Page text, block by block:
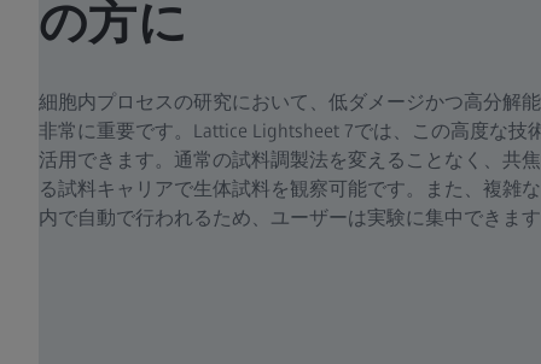
の方に
細胞内プロセスの研究において、低ダメージかつ高分解
非常に重要です。Lattice Lightsheet 7では、この高度な技
活用できます。通常の試料調製法を変えることなく、共
る試料キャリアで生体試料を観察可能です。また、複雑
内で自動で行われるため、ユーザーは実験に集中できま